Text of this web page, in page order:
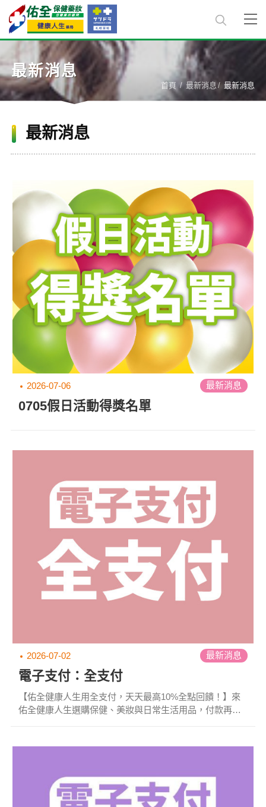
最新消息
首頁 最新消息 最新消息
最新消息
2026-07-06 最新消息
0705假日活動得獎名單
2026-07-02 最新消息
電子支付：全支付
【佑全健康人生用全支付，天天最高10%全點回饋！】來
佑全健康人生選購保健、美妝與日常生活用品，付款再賺
✔綁定指定銀行信用卡或帳戶付款｜最高再享5% 《新戶限
選美妝用品，還是採買日常生活所需用全支付結帳，讓每
一次消費都更有回饋&bull;活動期間：
【2026/07/01~2026/12/31】&bull;1全點=...